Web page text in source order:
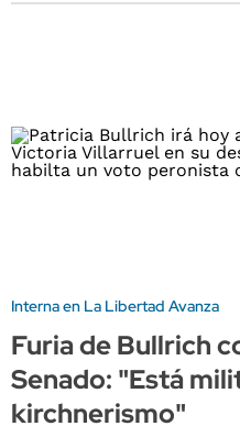
Interna en La Libertad Avanza
Furia de Bullrich
Senado: "Está
kirchnerismo"